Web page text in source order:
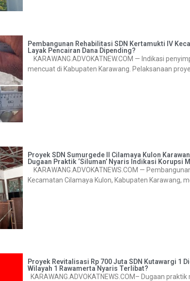
Pembangunan Rehabilitasi SDN Kertamukti IV
Layak Pencairan Dana Dipending?
KARAWANG.ADVOKATNEW.COM — Indikasi
mencuat di Kabupaten Karawang. Pelaksanaan
Proyek SDN Sumurgede II Cilamaya Kulon
Dugaan Praktik ‘Siluman’ Nyaris Indikasi Korupsi
KARAWANG.ADVOKATNEWS.COM —
Kecamatan Cilamaya Kulon, Kabupaten Karawang,
Proyek Revitalisasi Rp 700 Juta SDN Kutawargi 1
Wilayah 1 Rawamerta Nyaris Terlibat?
KARAWANG.ADVOKATNEWS.COM– Dugaan